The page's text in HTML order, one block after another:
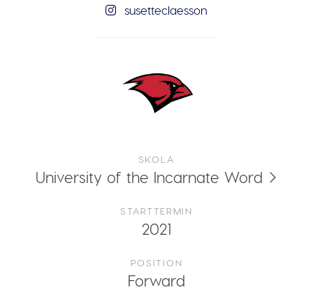
susetteclaesson
SKOLA
University of the Incarnate Word
STARTTERMIN
2021
POSITION
Forward